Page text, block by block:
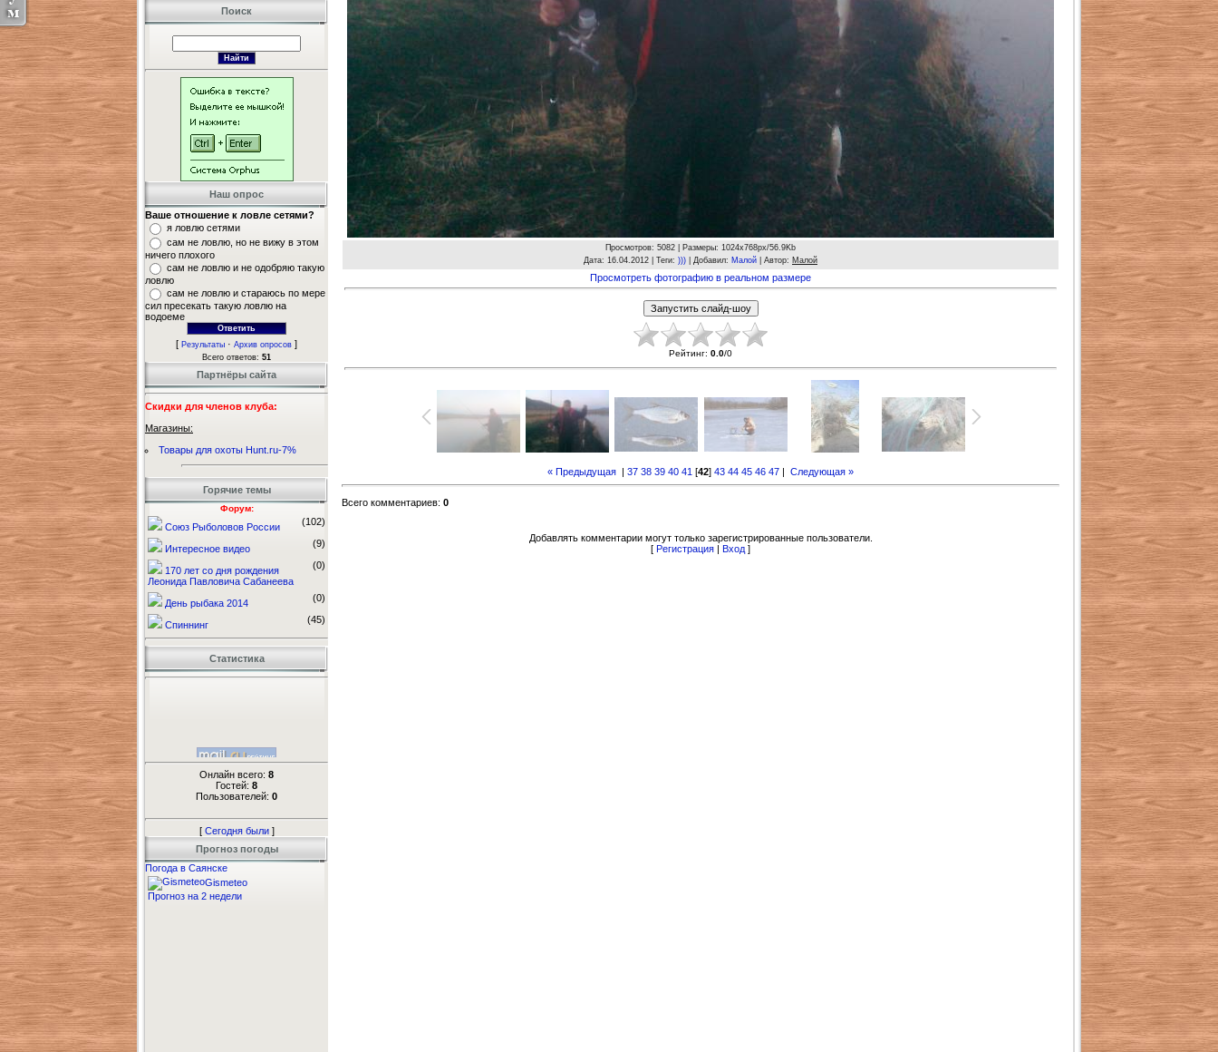
Поиск
Наш опрос
Ваше отношение к ловле сетями?
я ловлю сетями
сам не ловлю, но не вижу в этом
ничего плохого
сам не ловлю и не одобряю такую
ловлю
сам не ловлю и стараюсь по мере
сил пресекать такую ловлю на
водоеме
[ Результаты · Архив опросов ]
Всего ответов: 51
Партнёры сайта
Скидки для членов клуба:
Магазины:
Товары для охоты Hunt.ru-7%
Горячие темы
Форум:
Союз Рыболовов России (102)
Интересное видео (9)
170 лет со дня рождения
Леонида Павловича Сабанеева
(0)
День рыбака 2014 (0)
Спиннинг (45)
Статистика
Онлайн всего: 8
Гостей: 8
Пользователей: 0
[ Сегодня были]
Прогноз погоды
Погода в Саянске
Gismeteo
Прогноз на 2 недели
Просмотров: 5082 | Размеры: 1024x768px/56.9Kb
Дата: 16.04.2012 | Теги: ))) Добавил: Малой Автор: Малой
Просмотреть фотографию в реальном размере
Рейтинг: 0.0/0
« Предыдущая | 37 38 39 40 41 [42] 43 44 45 46 47 | Следующая »
Всего комментариев: 0
Добавлять комментарии могут только зарегистрированные пользователи.
[ Регистрация Вход ]